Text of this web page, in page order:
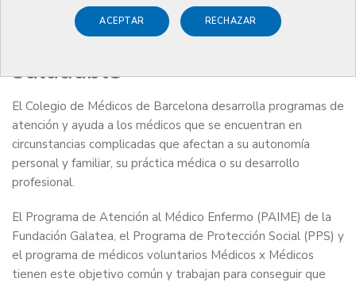
ACEPTAR RECHAZAR
La mejor atención, servicios y
recursos para un ejercicio
saludable
El Colegio de Médicos de Barcelona desarrolla programas de
atención y ayuda a los médicos que se encuentran en
circunstancias complicadas que afectan a su autonomía
personal y familiar, su práctica médica o su desarrollo
profesional.
El Programa de Atención al Médico Enfermo (PAIME) de la
Fundación Galatea, el Programa de Protección Social (PPS) y
el programa de médicos voluntarios Médicos x Médicos
tienen este objetivo común y trabajan para conseguir que